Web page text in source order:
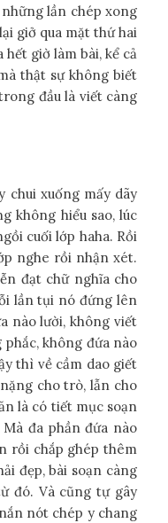
lần chép xong
giở qua mặt thứ hai
giờ làm bài, kể cả
thật sự không biết
đầu là viết càng
chui xuống mấy dãy
không hiểu sao, lúc
cuối lớp haha. Rồi
nghe rồi nhận xét.
đạt chữ nghĩa cho
lần tụi nó đứng lên
nào lười, không viết
không đứa nào
thì về cầm dao giết
cho trò, lẫn cho
là có tiết mục soạn
đa phần đứa nào
rồi chắp ghép thêm
đẹp, bài soạn càng
đó. Và cũng tự gây
nót chép y chang